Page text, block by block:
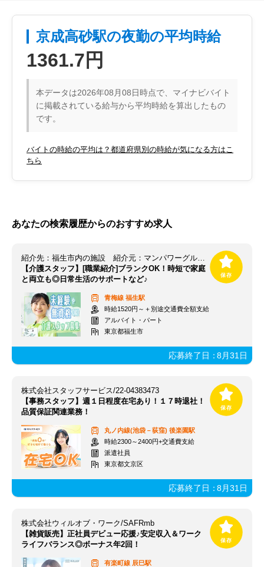
京成高砂駅の夜勤の平均時給
1361.7円
本データは2026年08月08日時点で、マイナビバイト
に掲載されている給与から平均時給を算出したもの
です。
バイトの時給の平均は？都道府県別の時給が気になる方はこ
ちら
あなたの検索履歴からのおすすめ求人
紹介先：福生市内の施設 紹介元：マンパワーグループ株式会社 立川支店/856443SS
【介護スタッフ】[職業紹介]ブランクOK！時短で家庭
と両立も◎日常生活のサポートなど♪
青梅線 福生駅
時給1520円～＋別途交通費全額支給
アルバイト・パート
東京都福生市
応募終了日：8月31日
株式会社スタッフサービス/22-04383473
【事務スタッフ】週１日程度在宅あり！１７時退社！
品質保証関連業務！
丸ノ内線(池袋－荻窪) 後楽園駅
時給2300～2400円+交通費支給
派遣社員
東京都文京区
応募終了日：8月31日
株式会社ウィルオブ・ワーク/SAFRmb
【雑貨販売】正社員デビュー応援♪安定収入＆ワーク
ライフバランス◎ボーナス年2回！
有楽町線 辰巳駅